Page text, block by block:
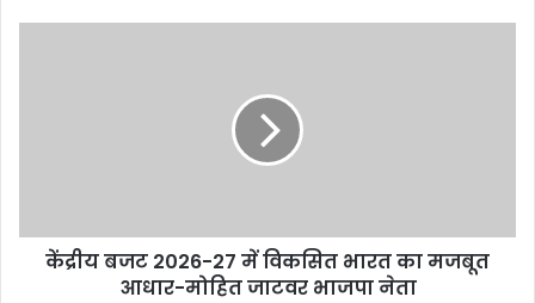
केंद्रीय बजट 2026-27 में विकसित भारत का मजबूत
आधार-मोहित जाटवर भाजपा नेता